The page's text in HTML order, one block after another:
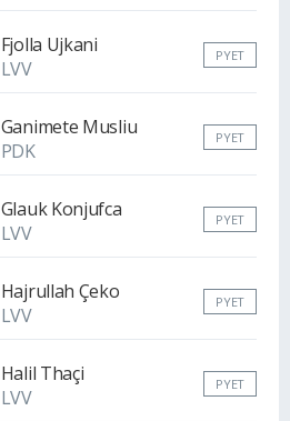
Fjolla Ujkani
LVV
PYET
Ganimete Musliu
PDK
PYET
Glauk Konjufca
LVV
PYET
Hajrullah Çeko
LVV
PYET
Halil Thaçi
LVV
PYET